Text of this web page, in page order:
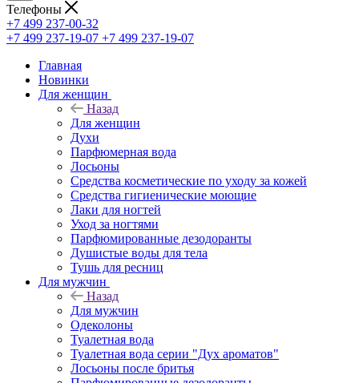
Телефоны
+7 499 237-00-32
+7 499 237-19-07 +7 499 237-19-07
Главная
Новинки
Для женщин
Назад
Для женщин
Духи
Парфюмерная вода
Лосьоны
Средства косметические по уходу за кожей
Средства гигиенические моющие
Лаки для ногтей
Уход за ногтями
Парфюмированные дезодоранты
Душистые воды для тела
Тушь для ресниц
Для мужчин
Назад
Для мужчин
Одеколоны
Туалетная вода
Туалетная вода серии "Дух ароматов"
Лосьоны после бритья